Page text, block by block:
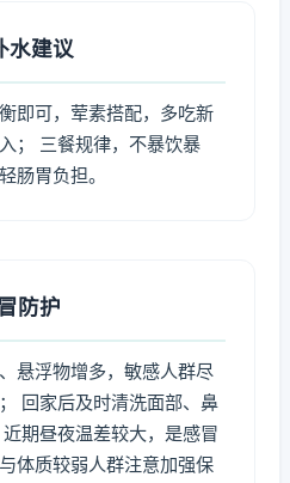
水建议
即可，荤素搭配，多吃新
； 三餐规律，不暴饮暴
肠胃负担。
防护
悬浮物增多，敏感人群尽
回家后及时清洗面部、鼻
期昼夜温差较大，是感冒
体质较弱人群注意加强保